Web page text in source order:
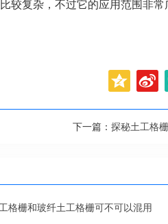
较复杂，不过它的应用范围非
下一篇： 探秘土工格
格栅和玻纤土工格栅可不可以混用